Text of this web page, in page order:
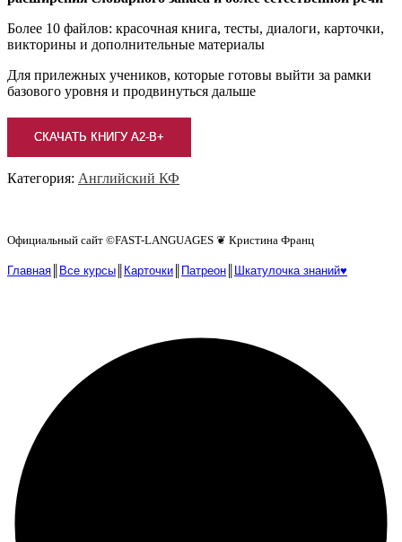
Более 10 файлов: красочная книга, тесты, диалоги, карточки,
викторины и дополнительные материалы
Для прилежных учеников, которые готовы выйти за рамки
базового уровня и продвинуться дальше
СКАЧАТЬ КНИГУ А2-В+
Категория: Английский КФ
Официальный сайт ©️FAST-LANGUAGES ❦ Кристина Франц
Главная Все курсы Карточки Патреон Шкатулочка знаний♥︎